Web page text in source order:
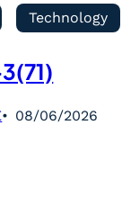
Technology
08/06/2026